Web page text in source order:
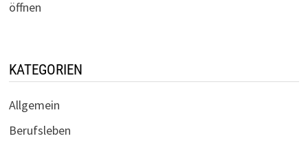
öffnen
KATEGORIEN
Allgemein
Berufsleben